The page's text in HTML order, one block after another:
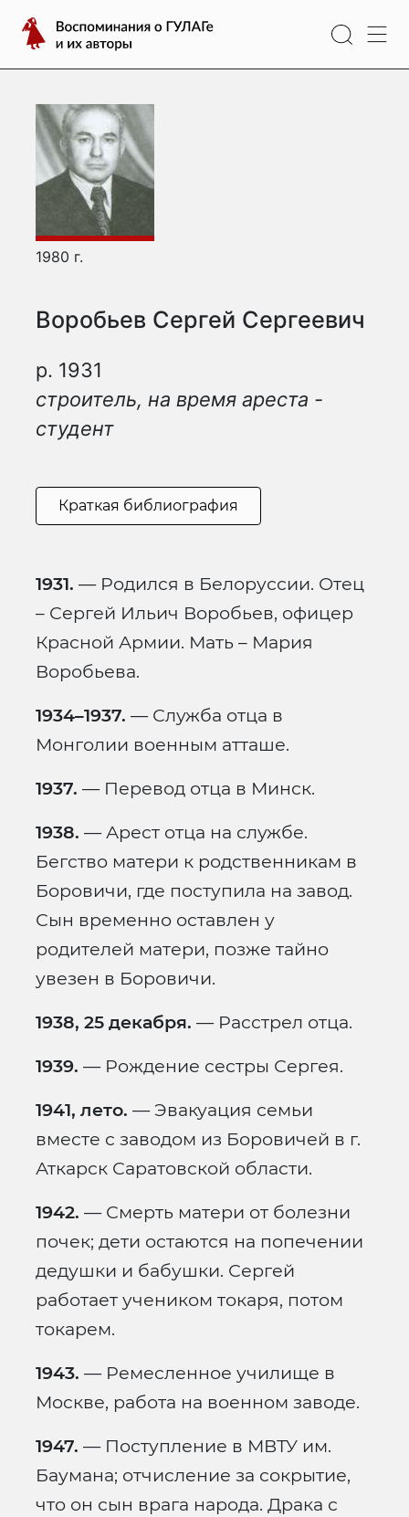
содержимому
Воспоминания
о
ГУЛАГе
их
авторы
Воробьев Сергей Сергеевич
р. 1931
строитель, на время ареста -
студент
1980 г.
Краткая библиография
1931. — Родился в Белоруссии. Отец
– Сергей Ильич Воробьев, офицер
Красной Армии. Мать – Мария
Воробьева.
1934–1937. — Служба отца в
Монголии военным атташе.
1937. — Перевод отца в Минск.
1938. — Арест отца на службе.
Бегство матери к родственникам в
Боровичи, где поступила на завод.
Сын временно оставлен у
родителей матери, позже тайно
увезен в Боровичи.
1938, 25 декабря. — Расстрел отца.
1939. — Рождение сестры Сергея.
1941, лето. — Эвакуация семьи
вместе с заводом из Боровичей в г.
Аткарск Саратовской области.
1942. — Смерть матери от болезни
почек; дети остаются на попечении
дедушки и бабушки. Сергей
работает учеником токаря, потом
токарем.
1943. — Ремесленное училище в
Москве, работа на военном заводе.
1947. — Поступление в МВТУ им.
Баумана; отчисление за сокрытие,
что он сын врага народа. Драка с